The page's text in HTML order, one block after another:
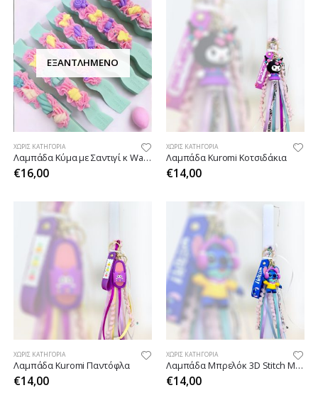
ΕΞΑΝΤΛΗΜΈΝΟ
ΧΩΡΊΣ ΚΑΤΗΓΟΡΊΑ
Λαμπάδα Κύμα με Σαντιγί κ Wax Melts
€16,00
ΧΩΡΊΣ ΚΑΤΗΓΟΡΊΑ
Λαμπάδα Kuromi Κοτσιδάκια
€14,00
ΧΩΡΊΣ ΚΑΤΗΓΟΡΊΑ
Λαμπάδα Kuromi Παντόφλα
€14,00
ΧΩΡΊΣ ΚΑΤΗΓΟΡΊΑ
Λαμπάδα Μπρελόκ 3D Stitch Music
€14,00